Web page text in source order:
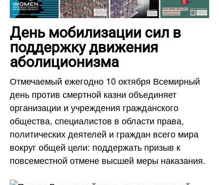
День мобилизации сил в
поддержку движения
аболиционизма
Отмечаемый ежегодно 10 октября Всемирный
день против смертной казни объединяет
организации и учреждения гражданского
общества, специалистов в области права,
политических деятелей и граждан всего мира
вокруг общей цели: поддержать призыв к
повсеместной отмене высшей меры наказания.